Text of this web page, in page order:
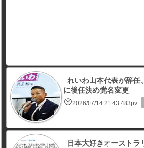
れいわ山本代表が辞
に後任決め党名変更
2026/07/14 21:43 483pv
日本大好きオーストラ